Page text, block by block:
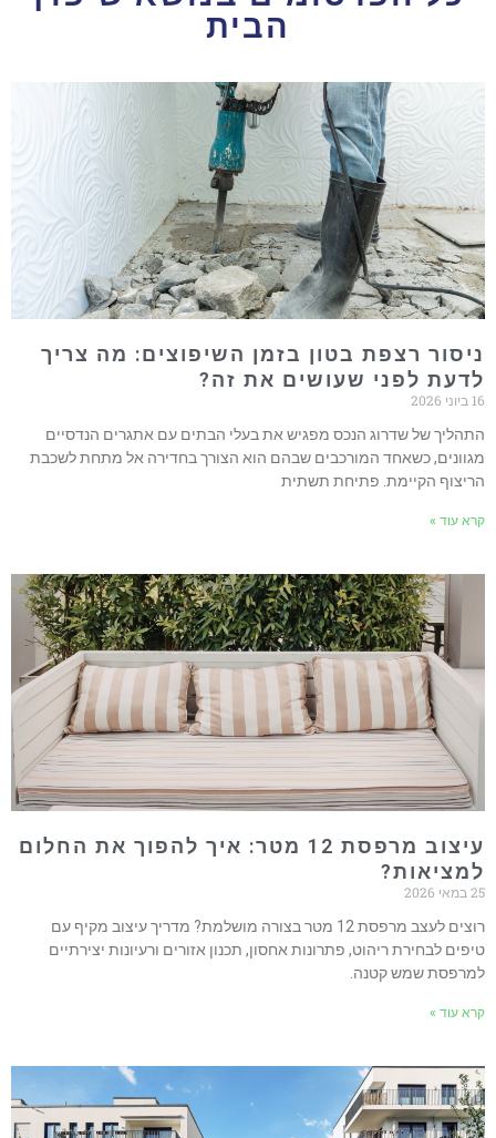
הבית
ניסור רצפת בטון בזמן השיפוצים: מה צריך
לדעת לפני שעושים את זה?
16 ביוני 2026
התהליך של שדרוג הנכס מפגיש את בעלי הבתים עם אתגרים הנדסיים
מגוונים, כשאחד המורכבים שבהם הוא הצורך בחדירה אל מתחת לשכבת
הריצוף הקיימת. פתיחת תשתית
קרא עוד »
עיצוב מרפסת 12 מטר: איך להפוך את החלום
למציאות?
25 במאי 2026
רוצים לעצב מרפסת 12 מטר בצורה מושלמת? מדריך עיצוב מקיף עם
טיפים לבחירת ריהוט, פתרונות אחסון, תכנון אזורים ורעיונות יצירתיים
למרפסת שמש קטנה.
קרא עוד »